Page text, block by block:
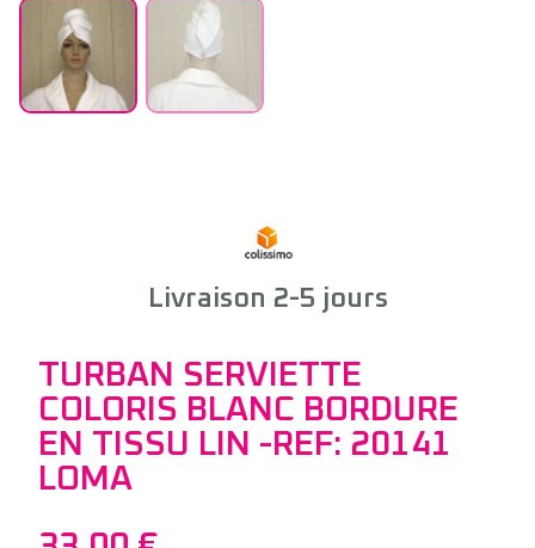
Livraison 2-5 jours
TURBAN SERVIETTE
COLORIS BLANC BORDURE
EN TISSU LIN -REF: 20141
LOMA